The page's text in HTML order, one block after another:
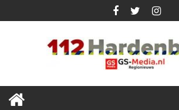
naar